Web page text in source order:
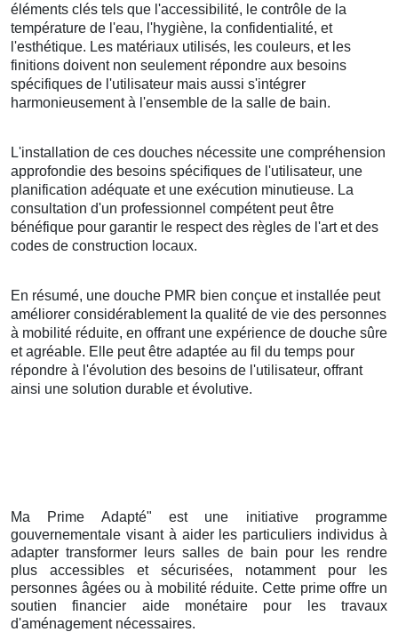
éléments clés tels que l'accessibilité, le contrôle de la
température de l'eau, l'hygiène, la confidentialité, et
l'esthétique. Les matériaux utilisés, les couleurs, et les
finitions doivent non seulement répondre aux besoins
spécifiques de l'utilisateur mais aussi s'intégrer
harmonieusement à l'ensemble de la salle de bain.
L'installation de ces douches nécessite une compréhension
approfondie des besoins spécifiques de l'utilisateur, une
planification adéquate et une exécution minutieuse. La
consultation d'un professionnel compétent peut être
bénéfique pour garantir le respect des règles de l'art et des
codes de construction locaux.
En résumé, une douche PMR bien conçue et installée peut
améliorer considérablement la qualité de vie des personnes
à mobilité réduite, en offrant une expérience de douche sûre
et agréable. Elle peut être adaptée au fil du temps pour
répondre à l'évolution des besoins de l'utilisateur, offrant
ainsi une solution durable et évolutive.
Ma Prime Adapté" est une initiative programme
gouvernementale visant à aider les particuliers individus à
adapter transformer leurs salles de bain pour les rendre
plus accessibles et sécurisées, notamment pour les
personnes âgées ou à mobilité réduite. Cette prime offre un
soutien financier aide monétaire pour les travaux
d'aménagement nécessaires.